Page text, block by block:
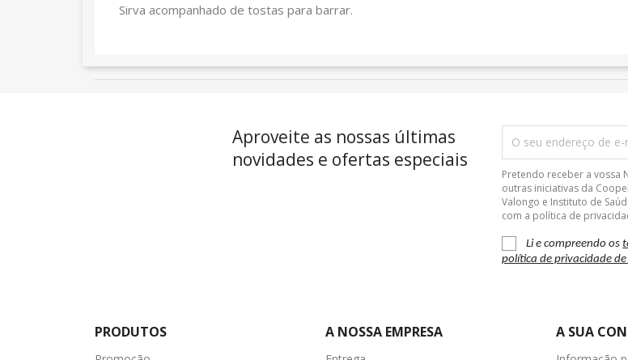
Sirva acompanhado de tostas para barrar.
Aproveite as nossas últimas
novidades e ofertas especiais
Pretendo receber a vossa
outras iniciativas da
Valongo e Instituto de
com a política de
Li e compreendo os
política de privacidade
PRODUTOS A NOSSA EMPRESA A SUA